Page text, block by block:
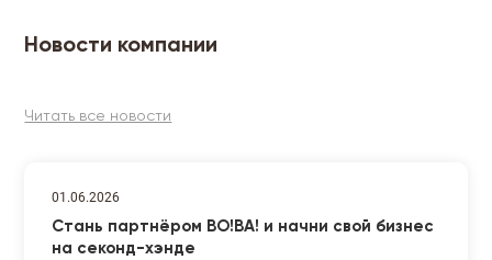
Новости компании
Читать все новости
01.06.2026
Стань партнёром ВО!ВА! и начни свой бизнес
на секонд-хэнде